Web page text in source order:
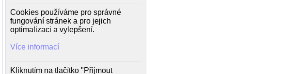
Alois Dvorský (zvoník Čejka)
J. Senik (kastelán)
Milka Balek-Brodská (služka na faře)
Bedřich Bozděch (komorník Filip)
Cookies používáme pro správné
fungování stránek a pro jejich
optimalizaci a vylepšení.
Více informací
Kliknutím na tlačítko "Přijmout